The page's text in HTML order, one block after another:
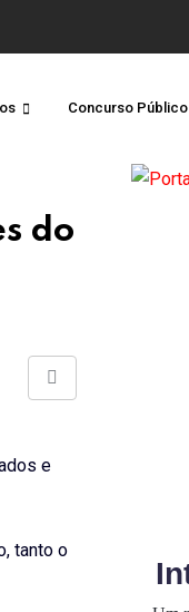
Concurso Público
do
Share
e
tanto o